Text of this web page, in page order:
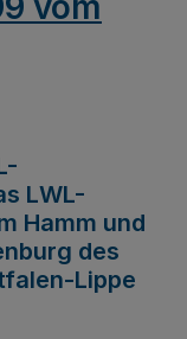
LWL-
Hamm und
des
Lippe